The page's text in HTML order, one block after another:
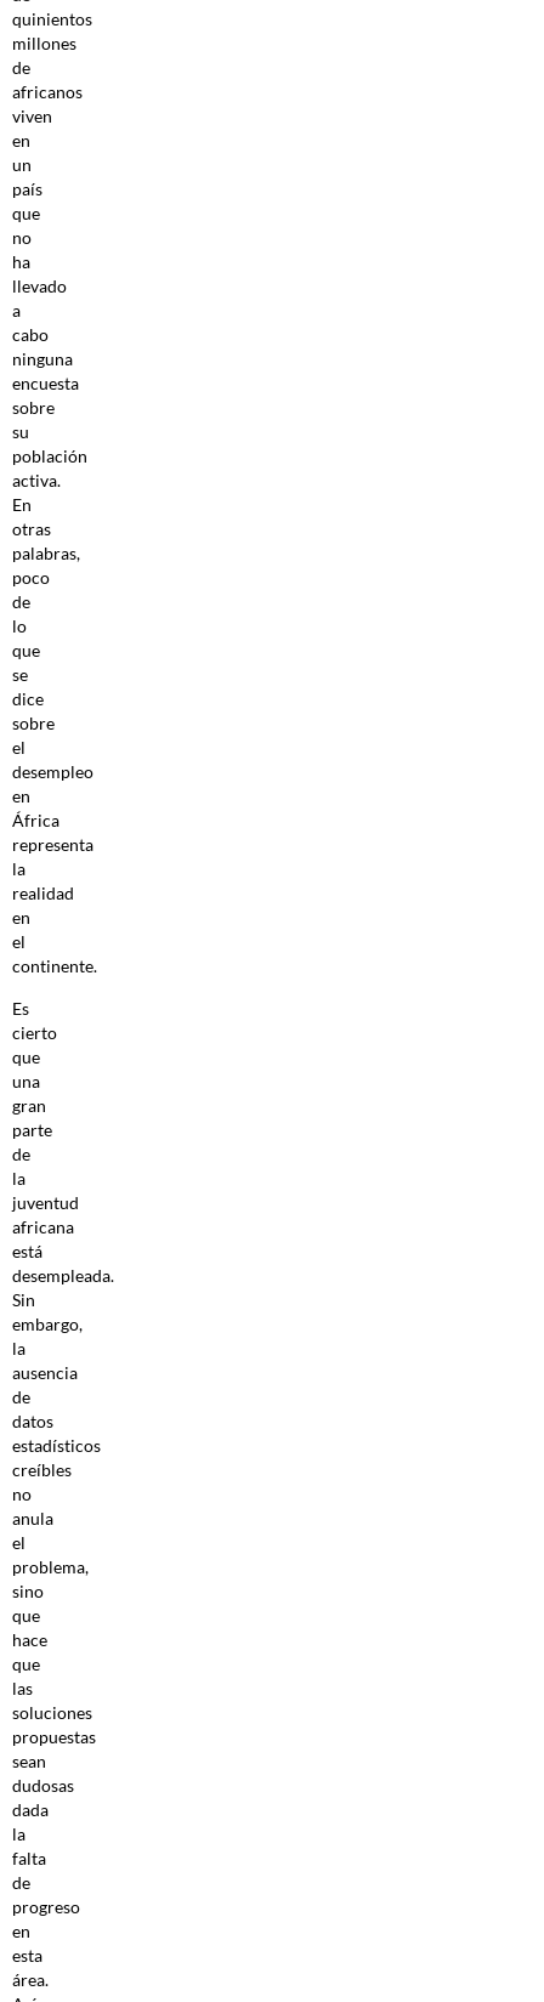
quinientos
millones
de
africanos
viven
en
un
país
que
no
ha
llevado
a
cabo
ninguna
encuesta
sobre
su
población
activa.
En
otras
palabras,
poco
de
lo
que
se
dice
sobre
el
desempleo
en
África
representa
la
realidad
en
el
continente.
Es
cierto
que
una
gran
parte
de
la
juventud
africana
está
desempleada.
Sin
embargo,
la
ausencia
de
datos
estadísticos
creíbles
no
anula
el
problema,
sino
que
hace
que
las
soluciones
propuestas
sean
dudosas
dada
la
falta
de
progreso
en
esta
área.